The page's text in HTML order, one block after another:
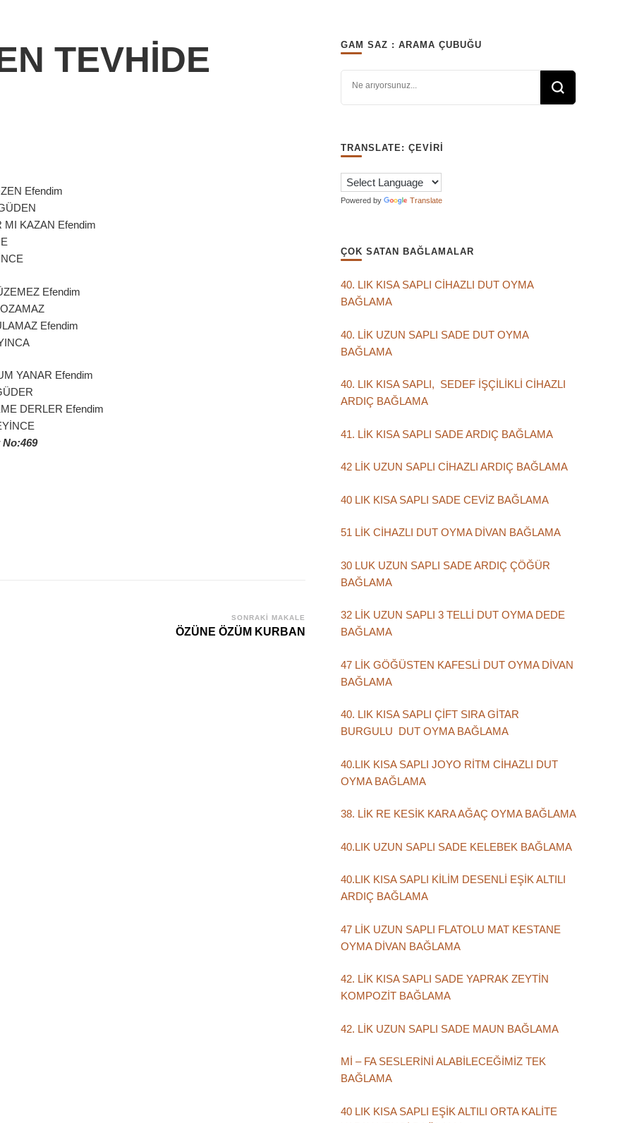
TEVHİDE
Efendim
MI KAZAN Efendim
Efendim
Efendim
YANAR Efendim
DERLER Efendim
No:469
SONRAKI MAKALE
ÖZÜNE ÖZÜM KURBAN
GAM SAZ : ARAMA ÇUBUĞU
TRANSLATE: ÇEVIRI
Powered by Translate
ÇOK SATAN BAĞLAMALAR
40. LIK KISA SAPLI CİHAZLI DUT OYMA
BAĞLAMA
40. LİK UZUN SAPLI SADE DUT OYMA
BAĞLAMA
40. LIK KISA SAPLI, SEDEF İŞÇİLİKLİ CİHAZLI
ARDIÇ BAĞLAMA
41. LİK KISA SAPLI SADE ARDIÇ BAĞLAMA
42 LİK UZUN SAPLI CİHAZLI ARDIÇ BAĞLAMA
40 LIK KISA SAPLI SADE CEVİZ BAĞLAMA
51 LİK CİHAZLI DUT OYMA DİVAN BAĞLAMA
30 LUK UZUN SAPLI SADE ARDIÇ ÇÖĞÜR
BAĞLAMA
32 LİK UZUN SAPLI 3 TELLİ DUT OYMA DEDE
BAĞLAMA
47 LİK GÖĞÜSTEN KAFESLİ DUT OYMA DİVAN
BAĞLAMA
40. LIK KISA SAPLI ÇİFT SIRA GİTAR
BURGULU DUT OYMA BAĞLAMA
40.LIK KISA SAPLI JOYO RİTM CİHAZLI DUT
OYMA BAĞLAMA
38. LİK RE KESİK KARA AĞAÇ OYMA BAĞLAMA
40.LIK UZUN SAPLI SADE KELEBEK BAĞLAMA
40.LIK KISA SAPLI KİLİM DESENLİ EŞİK ALTILI
ARDIÇ BAĞLAMA
47 LİK UZUN SAPLI FLATOLU MAT KESTANE
OYMA DİVAN BAĞLAMA
42. LİK KISA SAPLI SADE YAPRAK ZEYTİN
KOMPOZİT BAĞLAMA
42. LİK UZUN SAPLI SADE MAUN BAĞLAMA
Mİ – FA SESLERİNİ ALABİLECEĞİMİZ TEK
BAĞLAMA
40 LIK KISA SAPLI EŞİK ALTILI ORTA KALİTE